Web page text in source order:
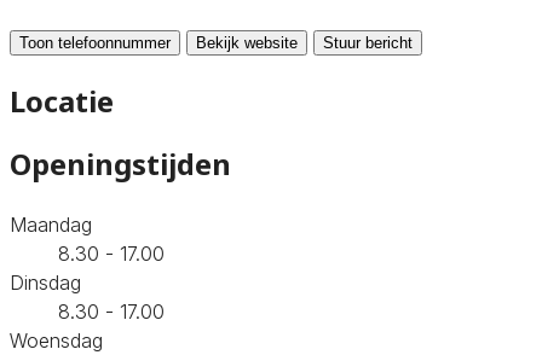
Toon telefoonnummer Bekijk website Stuur bericht
Locatie
Openingstijden
Maandag
8.30 - 17.00
Dinsdag
8.30 - 17.00
Woensdag